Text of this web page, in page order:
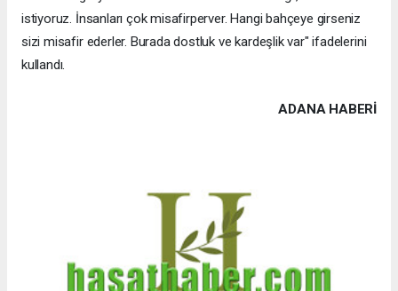
istiyoruz. İnsanları çok misafirperver. Hangi bahçeye girseniz
sizi misafir ederler. Burada dostluk ve kardeşlik var" ifadelerini
kullandı.
ADANA HABERİ